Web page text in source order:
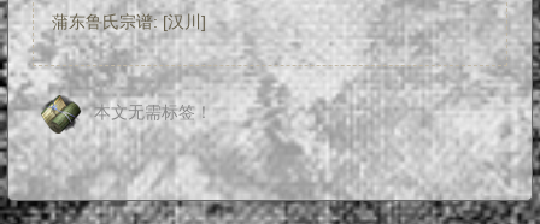
蒲东鲁氏宗谱: [汉川]
本文无需标签！